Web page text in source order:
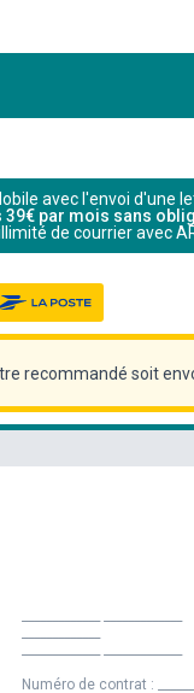
avec l'envoi d'une
39€ par mois sans
de courrier avec
recommandé soit
Numéro de contrat :